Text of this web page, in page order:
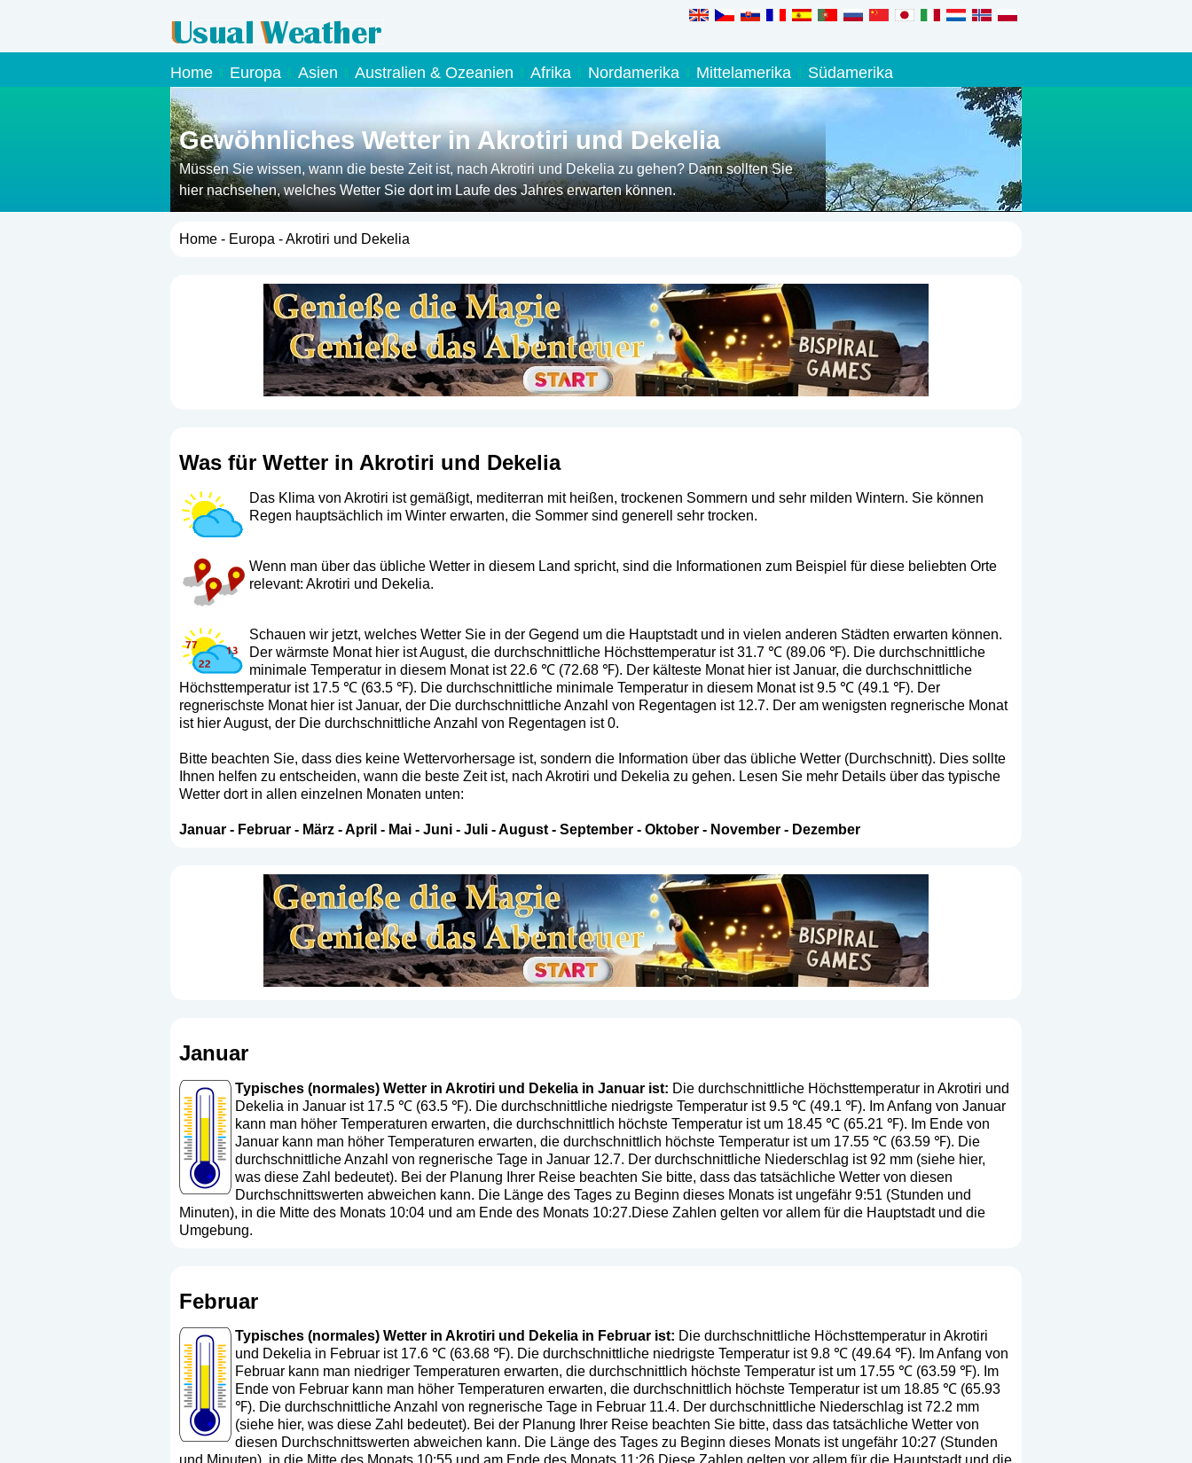
Home Europa Asien Australien & Ozeanien Afrika Nordamerika Mittelamerika Südamerika
Gewöhnliches Wetter in Akrotiri und Dekelia
Müssen Sie wissen, wann die beste Zeit ist, nach Akrotiri und Dekelia zu gehen? Dann sollten Sie
hier nachsehen, welches Wetter Sie dort im Laufe des Jahres erwarten können.
Home- Europa - Akrotiri und Dekelia
Was für Wetter in Akrotiri und Dekelia
Das Klima von Akrotiri ist gemäßigt, mediterran mit heißen, trockenen Sommern und sehr milden Wintern. Sie können
Regen hauptsächlich im Winter erwarten, die Sommer sind generell sehr trocken.
Wenn man über das übliche Wetter in diesem Land spricht, sind die Informationen zum Beispiel für diese beliebten Orte
relevant: Akrotiri und Dekelia.
Schauen wir jetzt, welches Wetter Sie in der Gegend um die Hauptstadt und in vielen anderen Städten erwarten können.
Der wärmste Monat hier ist August, die durchschnittliche Höchsttemperatur ist 31.7 ℃ (89.06 ℉). Die durchschnittliche
minimale Temperatur in diesem Monat ist 22.6 ℃ (72.68 ℉). Der kälteste Monat hier ist Januar, die durchschnittliche
Höchsttemperatur ist 17.5 ℃ (63.5 ℉). Die durchschnittliche minimale Temperatur in diesem Monat ist 9.5 ℃ (49.1 ℉). Der
regnerischste Monat hier ist Januar, der Die durchschnittliche Anzahl von Regentagen ist 12.7. Der am wenigsten regnerische Monat
ist hier August, der Die durchschnittliche Anzahl von Regentagen ist 0.
Bitte beachten Sie, dass dies keine Wettervorhersage ist, sondern die Information über das übliche Wetter (Durchschnitt). Dies sollte
Ihnen helfen zu entscheiden, wann die beste Zeit ist, nach Akrotiri und Dekelia zu gehen. Lesen Sie mehr Details über das typische
Wetter dort in allen einzelnen Monaten unten:
Januar- Februar- März-April - Mai- Juni- Juli-August- September- Oktober- November- Dezember
Januar
Typisches (normales) Wetter in Akrotiri und Dekelia in Januar ist: Die durchschnittliche Höchsttemperatur in Akrotiri und
Dekelia in Januar ist 17.5 ℃ (63.5 ℉). Die durchschnittliche niedrigste Temperatur ist 9.5 ℃ (49.1 ℉). Im Anfang von Januar
kann man höher Temperaturen erwarten, die durchschnittlich höchste Temperatur ist um 18.45 ℃ (65.21 ℉). Im Ende von
Januar kann man höher Temperaturen erwarten, die durchschnittlich höchste Temperatur ist um 17.55 ℃ (63.59 ℉). Die
durchschnittliche Anzahl von regnerische Tage in Januar 12.7. Der durchschnittliche Niederschlag ist 92 mm (siehe hier,
was diese Zahl bedeutet). Bei der Planung Ihrer Reise beachten Sie bitte, dass das tatsächliche Wetter von diesen
Durchschnittswerten abweichen kann. Die Länge des Tages zu Beginn dieses Monats ist ungefähr 9:51 (Stunden und
Minuten), in die Mitte des Monats 10:04 und am Ende des Monats 10:27.Diese Zahlen gelten vor allem für die Hauptstadt und die
Umgebung.
Februar
Typisches (normales) Wetter in Akrotiri und Dekelia in Februar ist: Die durchschnittliche Höchsttemperatur in Akrotiri
und Dekelia in Februar ist 17.6 ℃ (63.68 ℉). Die durchschnittliche niedrigste Temperatur ist 9.8 ℃ (49.64 ℉). Im Anfang von
Februar kann man niedriger Temperaturen erwarten, die durchschnittlich höchste Temperatur ist um 17.55 ℃ (63.59 ℉). Im
Ende von Februar kann man höher Temperaturen erwarten, die durchschnittlich höchste Temperatur ist um 18.85 ℃ (65.93
℉). Die durchschnittliche Anzahl von regnerische Tage in Februar 11.4. Der durchschnittliche Niederschlag ist 72.2 mm
(siehe hier, was diese Zahl bedeutet). Bei der Planung Ihrer Reise beachten Sie bitte, dass das tatsächliche Wetter von
diesen Durchschnittswerten abweichen kann. Die Länge des Tages zu Beginn dieses Monats ist ungefähr 10:27 (Stunden